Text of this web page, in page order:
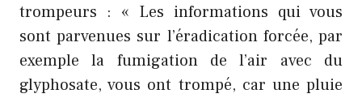
trompeurs : « Les informations qui vous
sont parvenues sur l’éradication forcée, par
exemple la fumigation de l’air avec du
glyphosate, vous ont trompé, car une pluie